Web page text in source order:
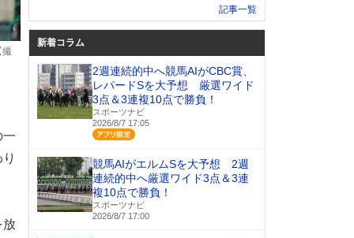
一
放
記事一覧
新着コラム
2週連続的中へ競馬AIがCBC賞、
レパードSを大予想 厳選ワイド
3点＆3連複10点で勝負！
スポーツナビ
2026/8/7 17:05
競馬AIがエルムSを大予想 2週
連続的中へ厳選ワイド3点＆3連
複10点で勝負！
スポーツナビ
2026/8/7 17:00